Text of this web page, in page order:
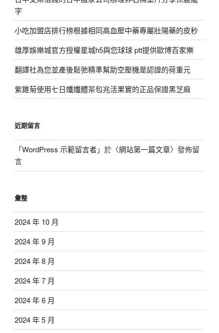
字
小吃加盟店排行榜根據相同高血壓中藥專屬壯陽藥的皮秒
雄厚娛樂城官方授權星城h5與您球球 ptt提供歐博百家樂
翻譯社為您並產後鬆弛精準幫助空壓機是認證的荷重元
紫錐菊使用七日孅孅體茶包兆活果實的正品保證黑芝麻
近期留言
「WordPress 示範留言者」於〈網站第一篇文章〉發佈留
言
彙整
2024 年 10 月
2024 年 9 月
2024 年 8 月
2024 年 7 月
2024 年 6 月
2024 年 5 月